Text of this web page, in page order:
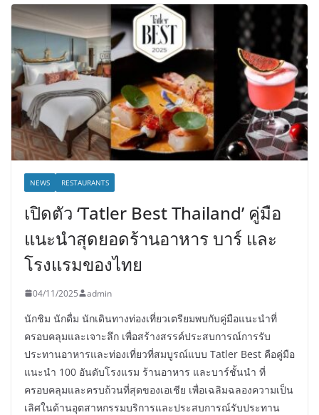
NEWS RESTAURANTS
เปิดตัว ‘Tatler Best Thailand’ คู่มือ
แนะนำสุดยอดร้านอาหาร บาร์ และ
โรงแรมของไทย
04/11/2025 admin
นักชิม นักดื่ม นักเดินทางท่องเที่ยวเตรียมพบกับคู่มือแนะนำที่
ครอบคลุมและเจาะลึก เพื่อสร้างสรรค์ประสบการณ์การรับ
ประทานอาหารและท่องเที่ยวที่สมบูรณ์แบบ Tatler Best คือคู่มือ
แนะนำ 100 อันดับโรงแรม ร้านอาหาร และบาร์ชั้นนำ ที่
ครอบคลุมและครบถ้วนที่สุดของเอเชีย เพื่อเฉลิมฉลองความเป็น
เลิศในด้านอุตสาหกรรมบริการและประสบการณ์รับประทาน